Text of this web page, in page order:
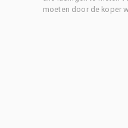
moeten door de koper